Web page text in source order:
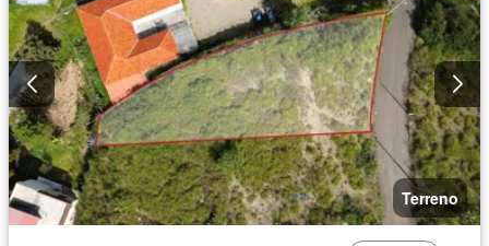
Terreno